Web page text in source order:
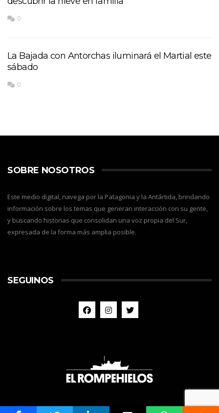
0
La Bajada con Antorchas iluminará el Martial este
sábado
0
SOBRE NOSOTROS
Este medio digital, navega por la Patagonia y la Antártida, brindando
información sobre los temas que generan interacción con su gente,
y buscando historias que consolidan una voz propia del Sur,
expresada de la forma más amplia posible.
SEGUINOS